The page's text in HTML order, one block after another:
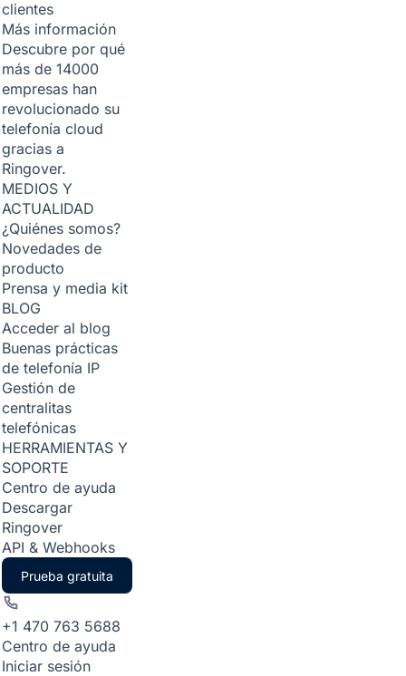
clientes
Más información
Descubre por qué
más de 14000
empresas han
revolucionado su
telefonía cloud
gracias a
Ringover.
MEDIOS Y
ACTUALIDAD
¿Quiénes somos?
Novedades de
producto
Prensa y media kit
BLOG
Acceder al blog
Buenas prácticas
de telefonía IP
Gestión de
centralitas
telefónicas
HERRAMIENTAS Y
SOPORTE
Centro de ayuda
Descargar
Ringover
API & Webhooks
Prueba gratuita
+1 470 763 5688
Centro de ayuda
Iniciar sesión